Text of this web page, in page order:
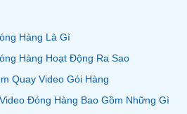
Hàng Là Gì
Hàng Hoạt Động Ra Sao
Quay Video Gói Hàng
Đóng Hàng Bao Gồm Những Gì